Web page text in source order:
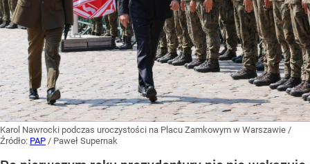
Karol Nawrocki podczas uroczystości na Placu Zamkowym w Warszawie /
Źródło: PAP / Paweł Supernak